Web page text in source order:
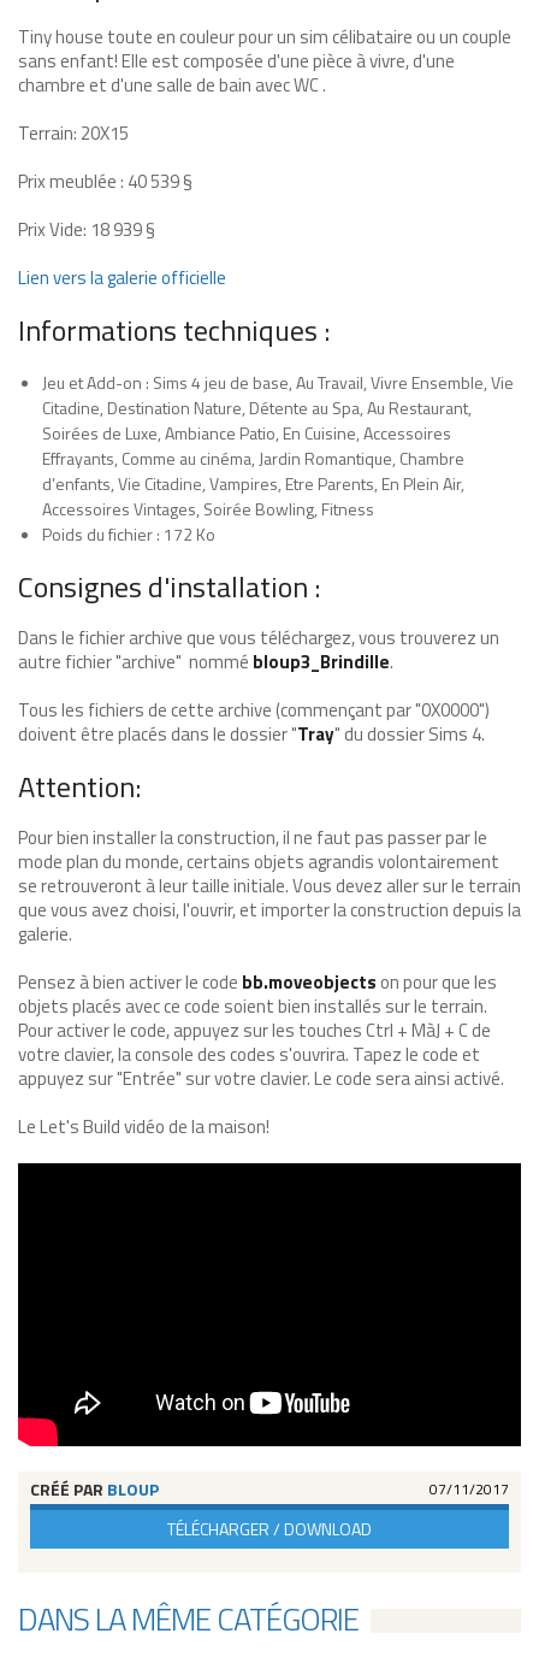
Tiny house toute en couleur pour un sim célibataire ou un couple
sans enfant! Elle est composée d'une pièce à vivre, d'une
chambre et d'une salle de bain avec WC .
Terrain: 20X15
Prix meublée : 40 539 §
Prix Vide: 18 939 §
Lien vers la galerie officielle
Informations techniques :
Jeu et Add-on : Sims 4 jeu de base, Au Travail, Vivre Ensemble, Vie
Citadine, Destination Nature, Détente au Spa, Au Restaurant,
Soirées de Luxe, Ambiance Patio, En Cuisine, Accessoires
Effrayants, Comme au cinéma, Jardin Romantique, Chambre
d’enfants, Vie Citadine, Vampires, Etre Parents, En Plein Air,
Accessoires Vintages, Soirée Bowling, Fitness
Poids du fichier : 172 Ko
Consignes d'installation :
Dans le fichier archive que vous téléchargez, vous trouverez un
autre fichier "archive" nommé bloup3_Brindille.
Tous les fichiers de cette archive (commençant par "0X0000")
doivent être placés dans le dossier "Tray" du dossier Sims 4.
Attention:
Pour bien installer la construction, il ne faut pas passer par le
mode plan du monde, certains objets agrandis volontairement
se retrouveront à leur taille initiale. Vous devez aller sur le terrain
que vous avez choisi, l'ouvrir, et importer la construction depuis la
galerie.
Pensez à bien activer le code bb.moveobjectson pour que les
objets placés avec ce code soient bien installés sur le terrain.
Pour activer le code, appuyez sur les touches Ctrl + MàJ + C de
votre clavier, la console des codes s'ouvrira. Tapez le code et
appuyez sur "Entrée" sur votre clavier. Le code sera ainsi activé.
Le Let's Build vidéo de la maison!
CRÉÉ PAR BLOUP 07/11/2017
TÉLÉCHARGER / DOWNLOAD
DANS LA MÊME CATÉGORIE